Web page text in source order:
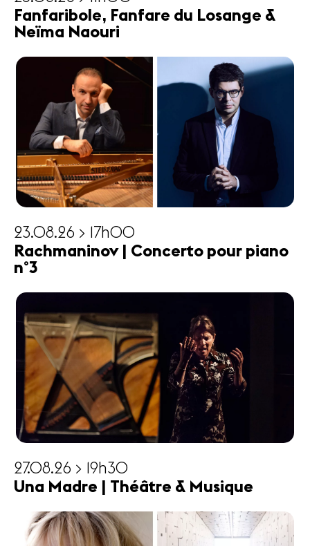
Fanfaribole, Fanfare du Losange &
Neïma Naouri
23.08.26 > 17h00
Rachmaninov | Concerto pour piano
n°3
27.08.26 > 19h30
Una Madre | Théâtre & Musique